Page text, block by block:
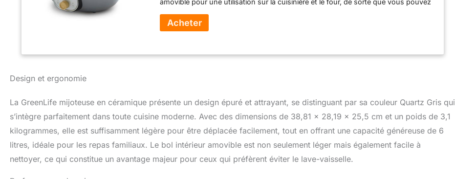
antiadhésif en céramique sain : notre revêtement antiadhésif en céramique sain et
facile à nettoyer est extrait du sable et offre une libération sans effort avec un
PFOA, de plomb et de cadmium, ce qui vous permet de rendre chaque repas plus
d'aller très bas et lentement ou que vous souhaitiez accélérer les choses, les 3
modes (bas/moyen/élevé) rendent vos repas faciles Parfait pour la planification à
dîner tôt le matin Couvercle en verre transparent : un couvercle en verre
transparent vous permet de garder un œil sur vos aliments Facile à nettoyer : le
couvercle et la casserole sont faciles à nettoyer et passent au lave-vaisselle
Design et ergonomie
La GreenLife mijoteuse en céramique présente un design épuré et attrayant, se distinguant par sa couleur Quartz Gris qui
s’intègre parfaitement dans toute cuisine moderne. Avec des dimensions de 38,81 x 28,19 x 25,5 cm et un poids de 3,1
kilogrammes, elle est suffisamment légère pour être déplacée facilement, tout en offrant une capacité généreuse de 6
litres, idéale pour les repas familiaux. Le bol intérieur amovible est non seulement léger mais également facile à
nettoyer, ce qui constitue un avantage majeur pour ceux qui préfèrent éviter le lave-vaisselle.